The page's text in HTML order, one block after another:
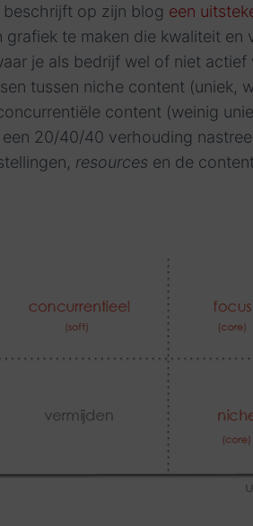
beschrijft op zijn blog een
te maken die kwaliteit en
je als bedrijf wel of niet actief
tussen niche content (uniek,
content (weinig
20/40/40 verhouding
resources en de